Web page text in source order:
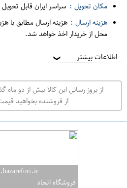
مکان تحویل : سراسر ایران قابل
هزینه ارسال : هزینه ارسال مطابق با
محل از خریدار اخذ خواهد شد.
اطلاعات بیشتر ❯
از بروز رسانی این کالا بیش از دو
از فروشنده بخواهید
فروشگاه اتحاد